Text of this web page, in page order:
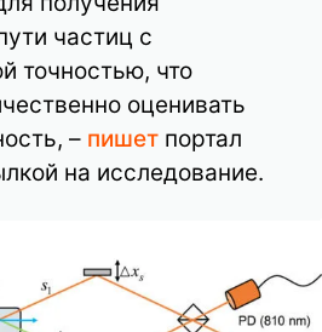
частиц с
точностью, что
оценивать
– пишет портал
на исследование.